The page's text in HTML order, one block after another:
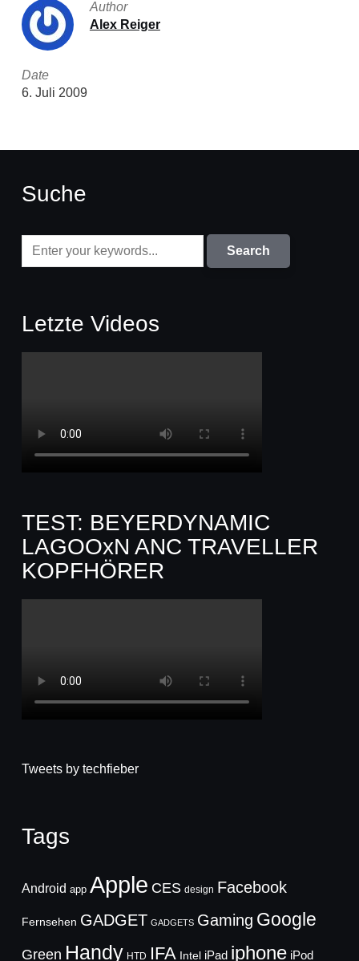
Author
Alex Reiger
Date
6. Juli 2009
Suche
Letzte Videos
TEST: BEYERDYNAMIC
LAGOOxN ANC TRAVELLER
KOPFHÖRER
Tweets by techfieber
Tags
Android app Apple CES design Facebook
Fernsehen GADGET GADGETS Gaming Google
Green Handy HTD IFA Intel iPad iphone iPod